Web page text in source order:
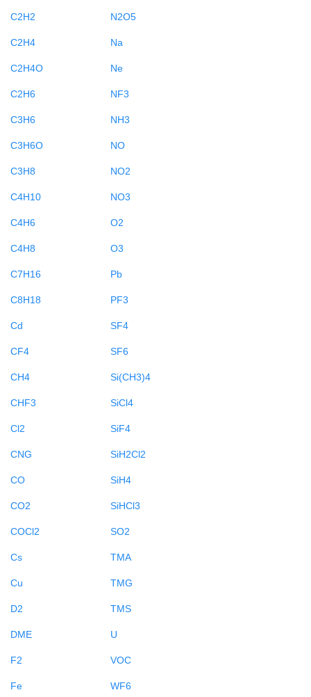
C2H2
C2H4
C2H4O
C2H6
C3H6
C3H6O
C3H8
C4H10
C4H6
C4H8
C7H16
C8H18
Cd
CF4
CH4
CHF3
Cl2
CNG
CO
CO2
COCl2
Cs
Cu
D2
DME
F2
Fe
N2O5
Na
Ne
NF3
NH3
NO
NO2
NO3
O2
O3
Pb
PF3
SF4
SF6
Si(CH3)4
SiCl4
SiF4
SiH2Cl2
SiH4
SiHCl3
SO2
TMA
TMG
TMS
U
VOC
WF6